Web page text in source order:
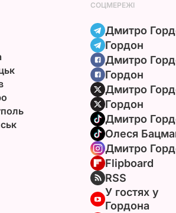
СОЦМЕРЕЖІ
Дмитро
Гордон
Дмитро
Гордон
Дмитро
Гордон
Дмитро
Олеся
Дмитро
Flipboard
RSS
У гостях у
Гордона